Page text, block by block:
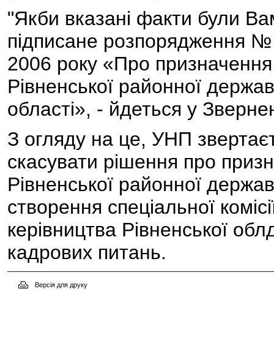
"Якби вказані факти були
підписане розпорядження
2006 року «Про
Рівненської районної
області», - йдеться у
З огляду на це, УНП
скасувати рішення про
Рівненської районної
створення спеціальної
керівництва Рівненської
кадрових питань.
Версія для друку